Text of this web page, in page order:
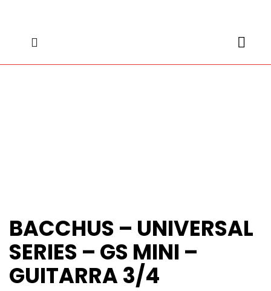
BACCHUS – UNIVERSAL
SERIES – GS MINI –
GUITARRA 3/4